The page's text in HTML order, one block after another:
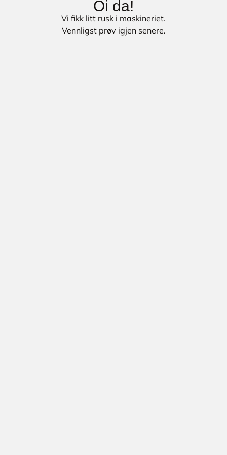
Oi da!
Vi fikk litt rusk i maskineriet.
Vennligst prøv igjen senere.